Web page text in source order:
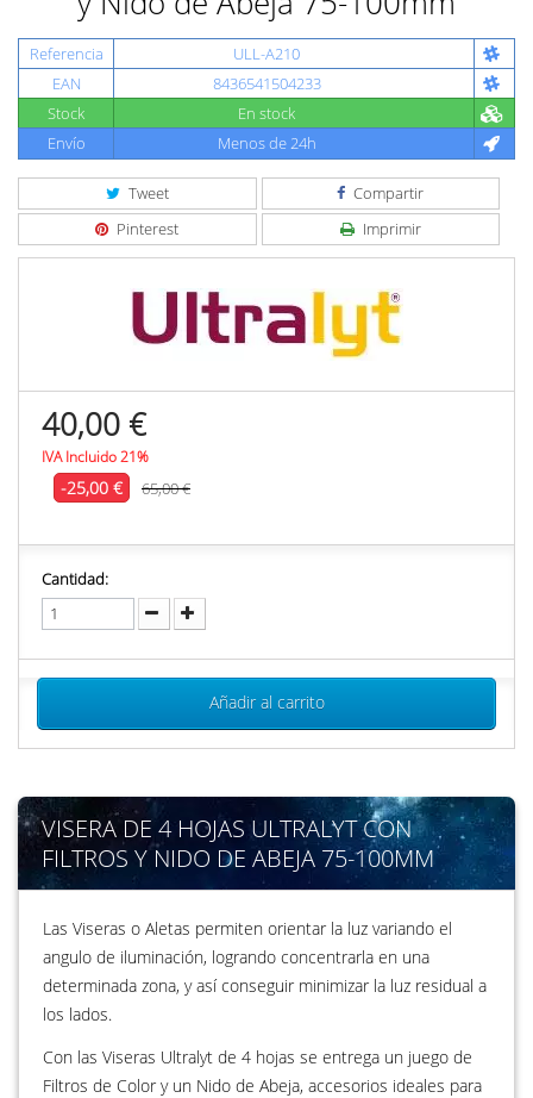
Referencia
ULL-A210
EAN
8436541504233
Stock
En stock
Envío
Menos de 24h
Tweet
Compartir
Pinterest
Imprimir
40,00 €
IVA Incluido 21%
-25,00 € 65,00 €
Cantidad:
Añadir al carrito
VISERA DE 4 HOJAS ULTRALYT CON
FILTROS Y NIDO DE ABEJA 75-100MM
Las Viseras o Aletas permiten orientar la luz variando el
angulo de iluminación, logrando concentrarla en una
determinada zona, y así conseguir minimizar la luz residual a
los lados.
Con las Viseras Ultralyt de 4 hojas se entrega un juego de
Filtros de Color y un Nido de Abeja, accesorios ideales para